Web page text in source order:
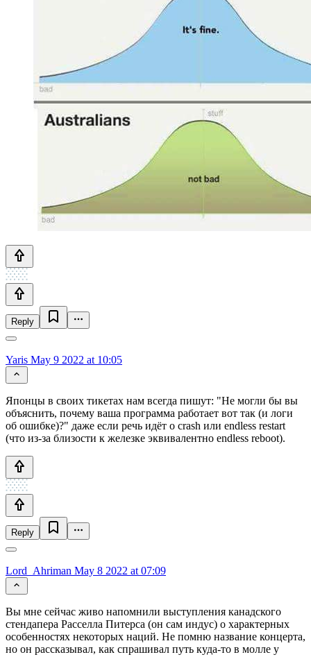
Reply
Yaris May 9 2022 at 10:05
Японцы в своих тикетах нам всегда пишут: "Не могли бы вы
объяснить, почему ваша программа работает вот так (и логи
об ошибке)?" даже если речь идёт о crash или endless restart
(что из-за близости к железке эквивалентно endless reboot).
Reply
Lord_Ahriman May 8 2022 at 07:09
Вы мне сейчас живо напомнили выступления канадского
стендапера Расселла Питерса (он сам индус) о характерных
особенностях некоторых наций. Не помню название концерта,
но он рассказывал, как спрашивал путь куда-то в молле у